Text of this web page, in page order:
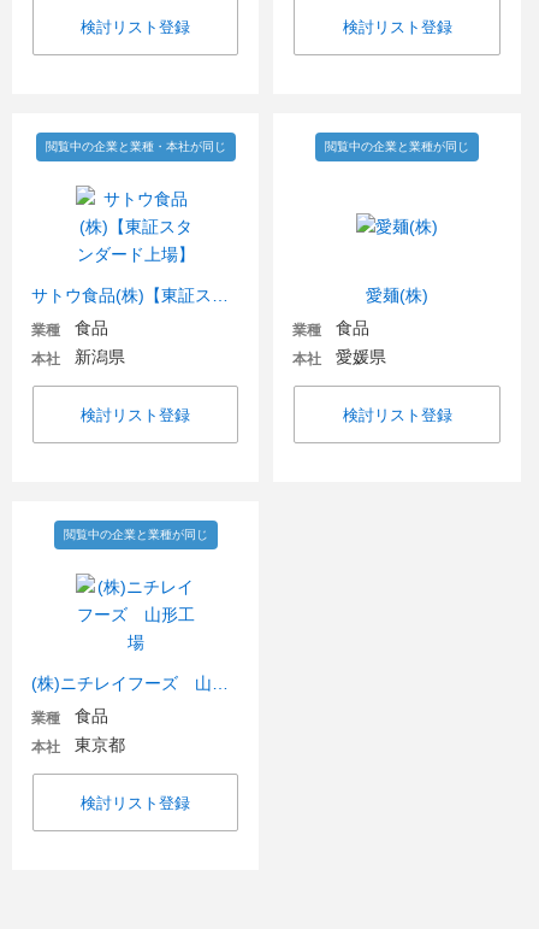
検討リスト登録 検討リスト登録
閲覧中の企業と業種・本社が同じ
業種 食品
本社 新潟県
検討リスト登録
愛麺(株)
閲覧中の企業と業種が同じ
業種 食品
本社 愛媛県
検討リスト登録
閲覧中の企業と業種が同じ
業種 食品
本社 東京都
検討リスト登録